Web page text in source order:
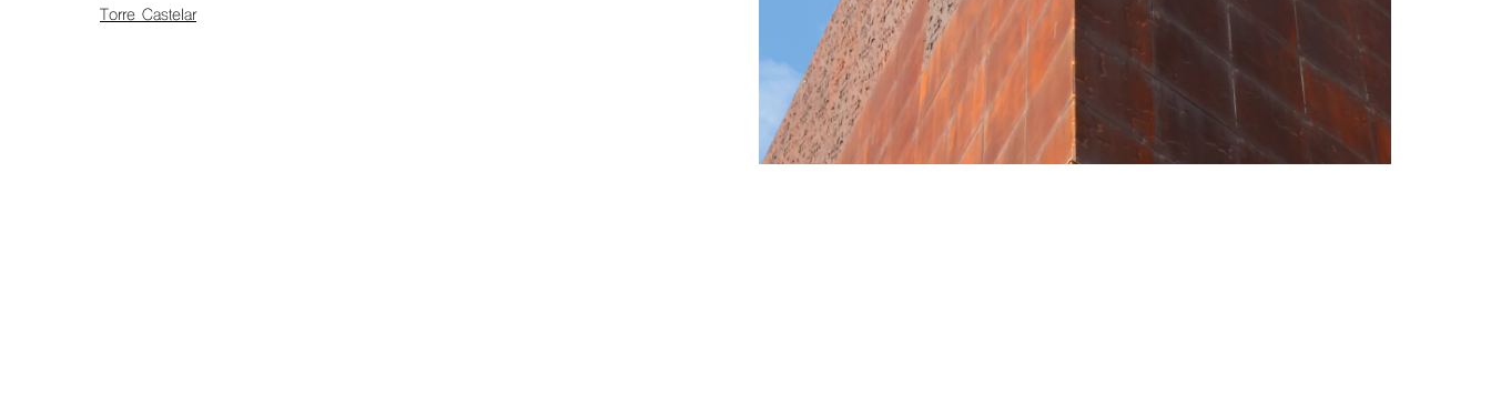
Torre Castelar